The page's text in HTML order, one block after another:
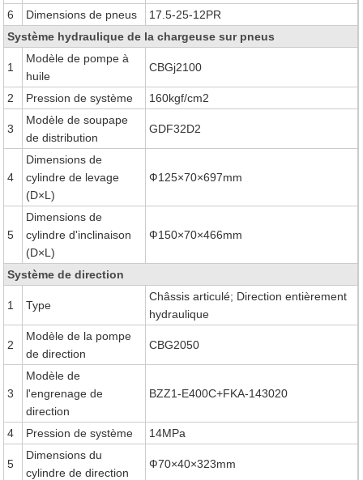
6
Dimensions de pneus
17.5-25-12PR
Système hydraulique de la chargeuse sur pneus
1
Modèle de pompe à
huile
CBGj2100
2 Pression de système 160kgf/cm2
3
Modèle de soupape
de distribution
GDF32D2
4
Dimensions de
cylindre de levage
(D×L)
Ф125×70×697mm
5
Dimensions de
cylindre d'inclinaison
(D×L)
Ф150×70×466mm
Système de direction
1 Type
Châssis articulé; Direction entièrement
hydraulique
2
Modèle de la pompe
de direction
CBG2050
3
Modèle de
l'engrenage de
direction
BZZ1-E400C+FKA-143020
4 Pression de système 14MPa
5
Dimensions du
cylindre de direction
Ф70×40×323mm